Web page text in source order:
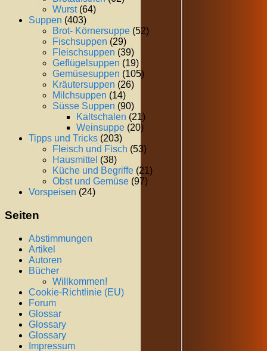
Wurst(64)
Suppen (403)
Brot- Körnersuppe (52)
Fischsuppen (29)
Fleischsuppen (39)
Geflügelsuppen (19)
Gemüsesuppen (105)
Kräutersuppen (26)
Milchsuppen (14)
Süsse Suppen (90)
Kaltschalen (21)
Weinsuppe (20)
Tipps und Tricks (203)
Fleisch und Fisch (53)
Hausmittel (38)
Küche und Begriffe (21)
Obst und Gemüse (97)
Vorspeisen (24)
Seiten
Abstimmungen
Artikel
Autoren
Bücher
Willkommen!
Cookie-Richtlinie (EU)
Forum
Glossar
Glossary
Glossary
Impressum